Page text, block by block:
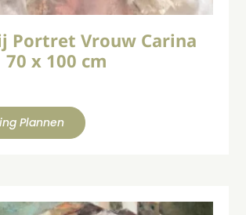
Portret Vrouw Carina
x 100 cm
Plannen